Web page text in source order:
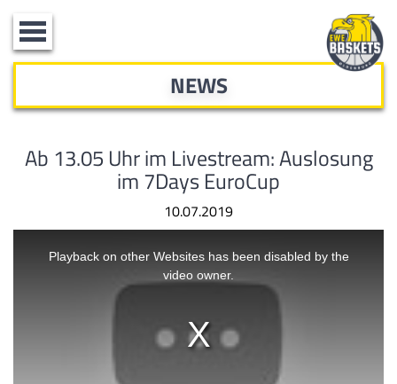
Toggle
navigation
NEWS
Ab 13.05 Uhr im Livestream: Auslosung
im 7Days EuroCup
10.07.2019
Playback on other Websites has been disabled by the
video owner.